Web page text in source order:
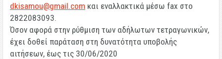
dkisamou@gmail.com και εναλλακτικά μέσω fax στο
2822083093.
Όσον αφορά στην ρύθμιση των αδήλωτων τετραγωνικών,
έχει δοθεί παράταση στη δυνατότητα υποβολής
αιτήσεων, έως τις 30/06/2020